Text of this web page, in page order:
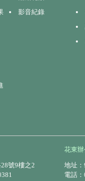
影音紀錄
號9樓之2
花東
地址
電話